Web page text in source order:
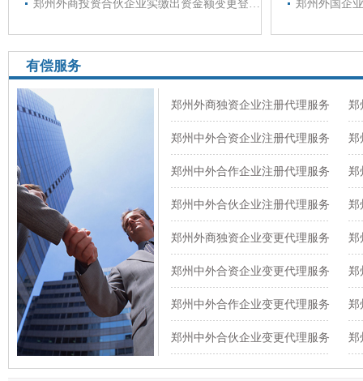
有偿服务
郑州外商独资企业注册代理服务
郑州中外合资企业注册代理服务
郑州中外合作企业注册代理服务
郑州中外合伙企业注册代理服务
郑州外商独资企业变更代理服务
郑州中外合资企业变更代理服务
郑州中外合作企业变更代理服务
郑州中外合伙企业变更代理服务
郑
郑
郑
郑
郑
郑
郑
郑